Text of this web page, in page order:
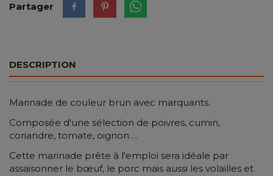
Partager
DESCRIPTION
Marinade de couleur brun avec marquants.
Composée d'une sélection de poivres, cumin,
coriandre, tomate, oignon….
Cette marinade prête à l'emploi sera idéale par
assaisonner le bœuf, le porc mais aussi les volailles et